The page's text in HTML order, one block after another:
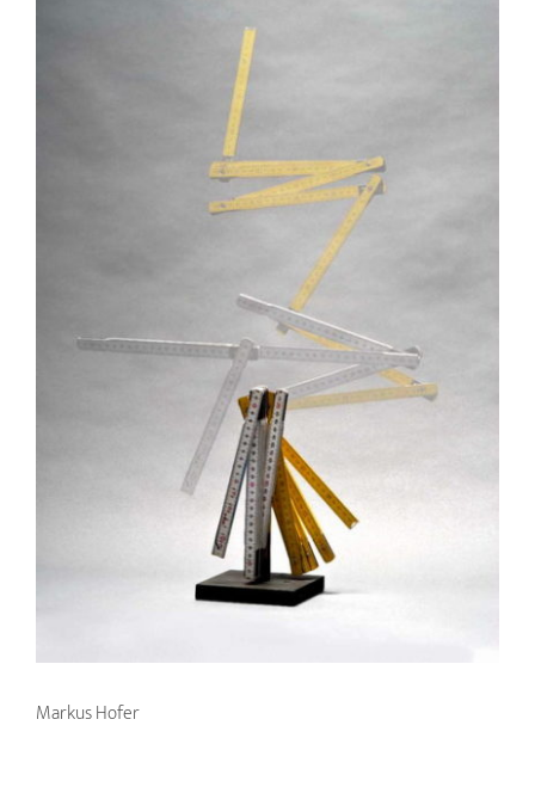
Markus Hofer